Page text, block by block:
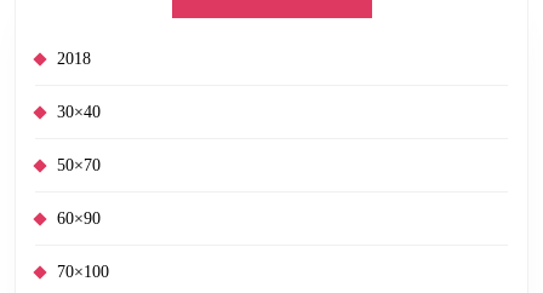
2018
30×40
50×70
60×90
70×100